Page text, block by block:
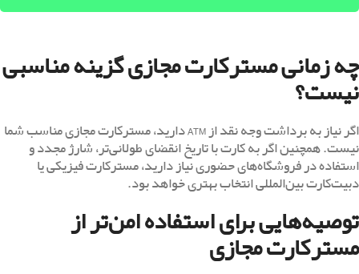
چه زمانی مسترکارت مجازی گزینه مناسبی
نیست؟
اگر نیاز به برداشت وجه نقد از ATM دارید، مسترکارت مجازی مناسب شما
نیست. همچنین اگر به کارت با تاریخ انقضای طولانی‌تر، شارژ مجدد و
استفاده در فروشگاه‌های حضوری نیاز دارید، مسترکارت فیزیکی یا
دبیت‌کارت بین‌المللی انتخاب بهتری خواهد بود.
توصیه‌هایی برای استفاده امن‌تر از
مسترکارت مجازی